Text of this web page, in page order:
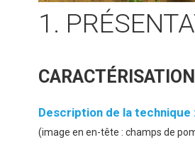
1.
Description de la technique
(image en en-tête : champs de